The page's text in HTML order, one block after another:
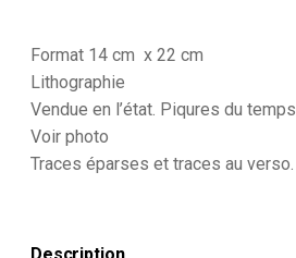
Format 14 cm x 22 cm
Lithographie
Vendue en l’état. Piqures du temps.
Voir photo
Traces éparses et traces au verso.
Description